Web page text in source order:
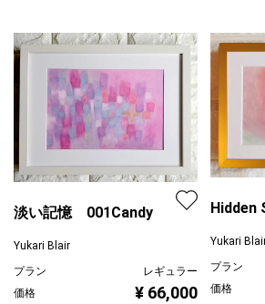
淡い記憶 001Candy
Yukari Blair
プラン
レギュラー
価格
¥ 66,000
Hidden
Yukari
プラン
価格